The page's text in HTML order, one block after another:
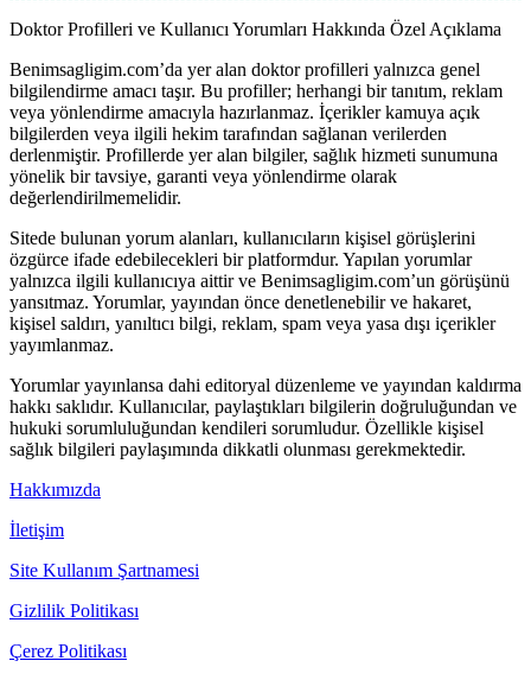
Doktor Profilleri ve Kullanıcı Yorumları Hakkında Özel Açıklama
Benimsagligim.com’da yer alan doktor profilleri yalnızca genel
bilgilendirme amacı taşır. Bu profiller; herhangi bir tanıtım, reklam
veya yönlendirme amacıyla hazırlanmaz. İçerikler kamuya açık
bilgilerden veya ilgili hekim tarafından sağlanan verilerden
derlenmiştir. Profillerde yer alan bilgiler, sağlık hizmeti sunumuna
yönelik bir tavsiye, garanti veya yönlendirme olarak
değerlendirilmemelidir.
Sitede bulunan yorum alanları, kullanıcıların kişisel görüşlerini
özgürce ifade edebilecekleri bir platformdur. Yapılan yorumlar
yalnızca ilgili kullanıcıya aittir ve Benimsagligim.com’un görüşünü
yansıtmaz. Yorumlar, yayından önce denetlenebilir ve hakaret,
kişisel saldırı, yanıltıcı bilgi, reklam, spam veya yasa dışı içerikler
yayımlanmaz.
Yorumlar yayınlansa dahi editoryal düzenleme ve yayından kaldırma
hakkı saklıdır. Kullanıcılar, paylaştıkları bilgilerin doğruluğundan ve
hukuki sorumluluğundan kendileri sorumludur. Özellikle kişisel
sağlık bilgileri paylaşımında dikkatli olunması gerekmektedir.
Hakkımızda
İletişim
Site Kullanım Şartnamesi
Gizlilik Politikası
Çerez Politikası